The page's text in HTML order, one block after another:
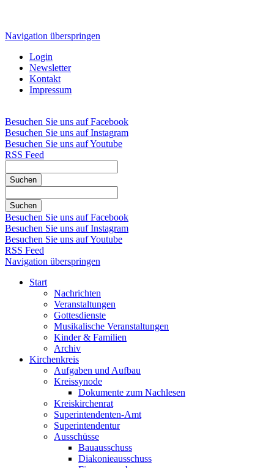
Navigation überspringen
Login
Newsletter
Kontakt
Impressum
Besuchen Sie uns auf Facebook
Besuchen Sie uns auf Instagram
Besuchen Sie uns auf Youtube
RSS Feed
Suchen
Suchen
Besuchen Sie uns auf Facebook
Besuchen Sie uns auf Instagram
Besuchen Sie uns auf Youtube
RSS Feed
Navigation überspringen
Start
Nachrichten
Veranstaltungen
Gottesdienste
Musikalische Veranstaltungen
Kinder & Familien
Archiv
Kirchenkreis
Aufgaben und Aufbau
Kreissynode
Dokumente zum Nachlesen
Kreiskirchenrat
Superintendenten-Amt
Superintendentur
Ausschüsse
Bauausschuss
Diakonieausschuss